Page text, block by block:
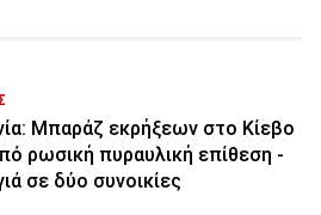
Μπαράζ εκρήξεων στο Κίεβο
ρωσική πυραυλική επίθεση -
σε δύο συνοικίες